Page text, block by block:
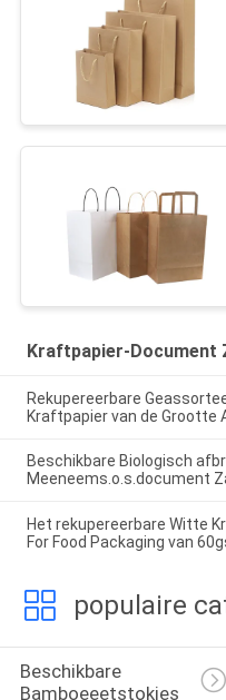
Kraftpapier-Document
Rekupereerbare
Kraftpapier van de Grootte
Beschikbare Biologisch
Meeneems.o.s.document
Het rekupereerbare Witte
For Food Packaging van
populaire
Beschikbare
Bamboeeetstokjes